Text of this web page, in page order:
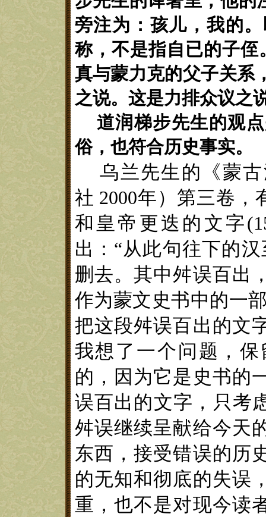
旁注为：孩儿，我的
称，不是指自已的子侄
真与蒙力克的父子关系
之说。这是力排众议之
道润梯步先生的观
俗，也符合历史事实。
乌兰先生的《蒙
社 2000年 ） 第三卷，
和皇帝更迭的文字
出：“从此句往下的
删去。其中舛误百出
作为蒙文史书中的一
把这段舛误百出的文
我想了一个问题，
的，因为它是史书的
误百出的文字，只考
舛误继续呈献给今天
东西，接受错误的历
的无知和彻底的失误
重，也不是对现今读